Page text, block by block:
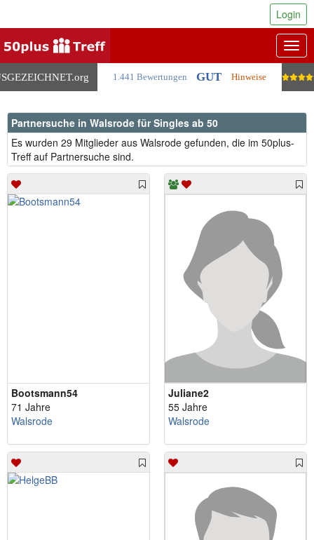
.org 1.441 Bewertungen GUT Hinweise
Login
Partnersuche in Walsrode für Singles ab 50
Es wurden 29 Mitglieder aus Walsrode gefunden, die im 50plus-
Treff auf Partnersuche sind.
Bootsmann54
71 Jahre
Walsrode
Juliane2
55 Jahre
Walsrode